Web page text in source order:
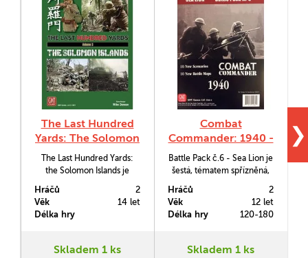
The Last Hundred
Yards: The Solomon
Islands
The Last Hundred Yards:
the Solomon Islands je
zaměřená na bojovou úlohu
iniciativy a reakce.
Hráčů
2
Věk
14 let
Délka hry
Skladem 1 ks
Combat
Commander: 1940 -
Sea Lion
Battle Pack č.6 - Sea Lion je
šestá, tématem spřízněná,
sérii Combat Commander.
Hráčů
2
Věk
12 let
Délka hry
120-180
Skladem 1 ks
❯